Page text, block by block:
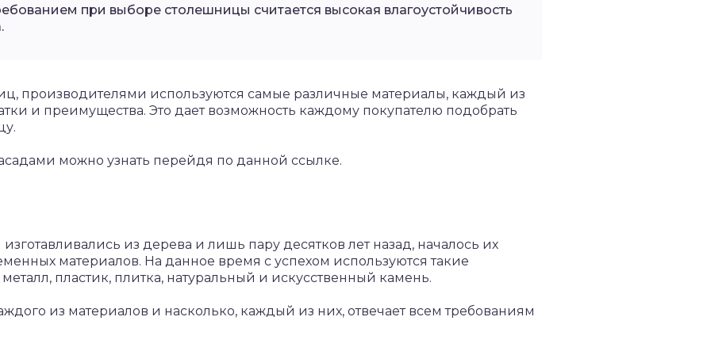
при выборе столешницы считается высокая влагоустойчивость
производителями используются самые различные материалы, каждый из
и преимущества. Это дает возможность каждому покупателю подобрать
можно узнать перейдя по данной ссылке.
из дерева и лишь пару десятков лет назад, началось их
материалов. На данное время с успехом используются такие
пластик, плитка, натуральный и искусственный камень.
из материалов и насколько, каждый из них, отвечает всем требованиям